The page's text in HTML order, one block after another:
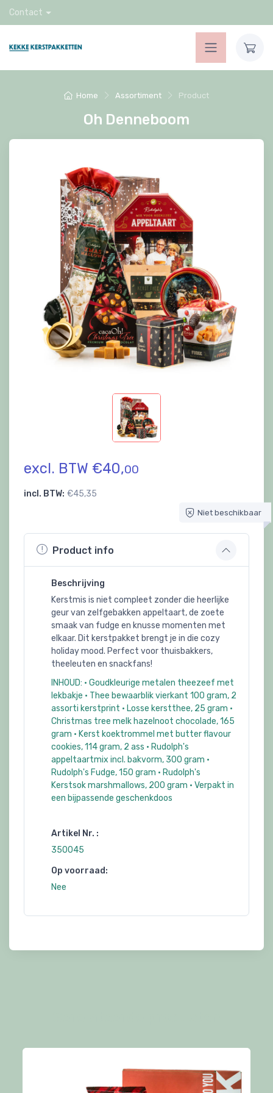
Contact
Home Assortiment Product
Oh Denneboom
excl. BTW €40,00
incl. BTW: €45,35
Niet beschikbaar
Product info
Beschrijving
Kerstmis is niet compleet zonder die heerlijke
geur van zelfgebakken appeltaart, de zoete
smaak van fudge en knusse momenten met
elkaar. Dit kerstpakket brengt je in die cozy
holiday mood. Perfect voor thuisbakkers,
theeleuten en snackfans!
INHOUD: • Goudkleurige metalen theezeef met
lekbakje • Thee bewaarblik vierkant 100 gram, 2
assorti kerstprint • Losse kerstthee, 25 gram •
Christmas tree melk hazelnoot chocolade, 165
gram • Kerst koektrommel met butter flavour
cookies, 114 gram, 2 ass • Rudolph's
appeltaartmix incl. bakvorm, 300 gram •
Rudolph's Fudge, 150 gram • Rudolph's
Kerstsok marshmallows, 200 gram • Verpakt in
een bijpassende geschenkdoos
Artikel Nr. :
350045
Op voorraad:
Nee